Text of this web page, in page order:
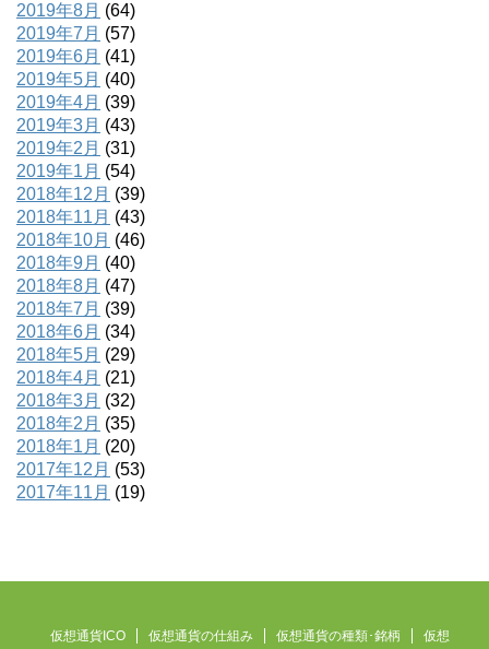
2019年8月 (64)
2019年7月 (57)
2019年6月 (41)
2019年5月 (40)
2019年4月 (39)
2019年3月 (43)
2019年2月 (31)
2019年1月 (54)
2018年12月 (39)
2018年11月 (43)
2018年10月 (46)
2018年9月 (40)
2018年8月 (47)
2018年7月 (39)
2018年6月 (34)
2018年5月 (29)
2018年4月 (21)
2018年3月 (32)
2018年2月 (35)
2018年1月 (20)
2017年12月 (53)
2017年11月 (19)
仮想通貨ICO 仮想通貨の仕組み 仮想通貨の種類･銘柄 仮想